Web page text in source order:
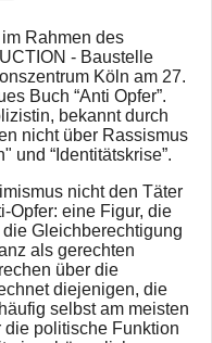
Rahmen des
- Baustelle
Köln am 27.
Buch “Anti Opfer”.
bekannt durch
nicht über Rassismus
und “Identitätskrise”.
nicht den Täter
Opfer: eine Figur, die
Gleichberechtigung
als gerechten
über die
diejenigen, die
selbst am meisten
die politische Funktion